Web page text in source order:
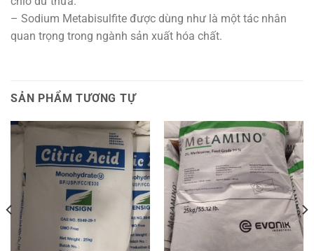
– Sodium Metabisulfite được dùng như là một tác nhân
quan trọng trong ngành sản xuất hóa chất.
SẢN PHẨM TƯƠNG TỰ